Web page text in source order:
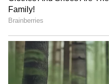
உலகின் வினோத
தெரியுமா?
பாம்புகள், பேய்